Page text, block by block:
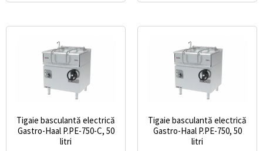
Tigaie basculantă electrică
Gastro-Haal P.PE-750-C, 50
litri
Tigaie basculantă electrică
Gastro-Haal P.PE-750, 50
litri